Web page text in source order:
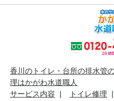
香川のトイレ・台所の排水管
理はかがわ水道職人
サービス内容
トイレ修理